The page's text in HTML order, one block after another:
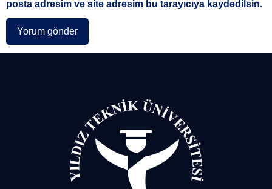
posta adresim ve site adresim bu tarayıcıya kaydedilsin.